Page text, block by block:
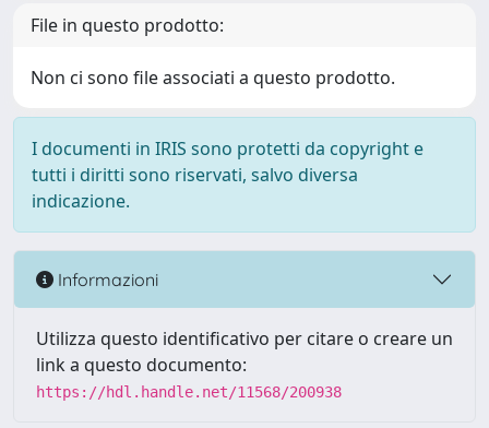
File in questo prodotto:
Non ci sono file associati a questo prodotto.
I documenti in IRIS sono protetti da copyright e
tutti i diritti sono riservati, salvo diversa
indicazione.
Informazioni
Utilizza questo identificativo per citare o creare un
link a questo documento:
https://hdl.handle.net/11568/200938